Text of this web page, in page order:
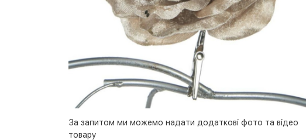
За запитом ми можемо надати додаткові фото та відео
товару